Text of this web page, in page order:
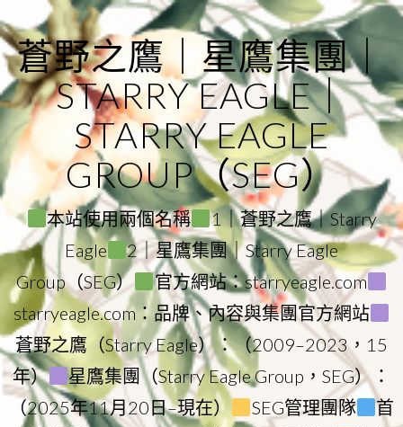
to
content
蒼野之鷹｜星鷹集團｜
STARRY EAGLE｜
STARRY EAGLE
GROUP（SEG）
本站使用兩個名稱
1｜蒼野之鷹｜Starry
Eagle
2｜星鷹集團｜Starry Eagle
Group（SEG）
官方網站：starryeagle.com
starryeagle.com：品牌、內容與集團官方網站
蒼野之鷹（Starry Eagle）：（2009–2023，15
年）
星鷹集團（Starry Eagle Group，SEG）：
（2025年11月20日–現在）
SEG管理團隊
首